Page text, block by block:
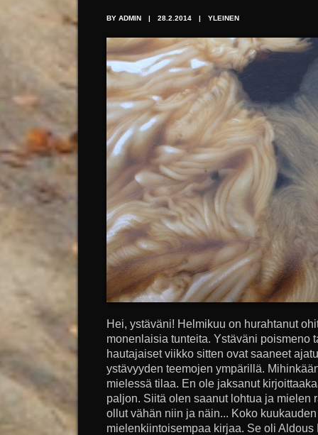
BY ADMIN | 28.2.2014 | YLEINEN
Hei, ystäväni! Helmikuu on hurahtanut
monenlaisia tunteita. Ystäväni poismeno
hautajaiset viikko sitten ovat saaneet
ystävyyden teemojen ympärillä.
mielessä tilaa. En ole jaksanut
paljon. Siitä olen saanut lohtua ja mielen
ollut vähän niin ja näin... Koko
mielenkiintoisempaa kirjaa. Se oli